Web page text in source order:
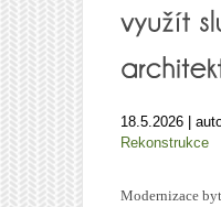
18.5.2026 |
Rekonstrukce
Modernizace